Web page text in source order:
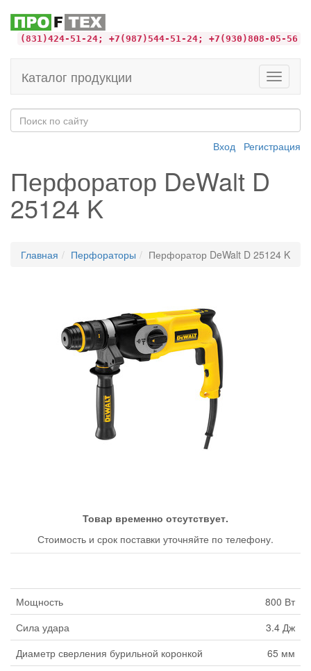
(831)424-51-24; +7(987)544-51-24; +7(930)808-05-56
Toggle
Каталог продукции
Вход Регистрация
Перфоратор DeWalt D
25124 K
Главная Перфораторы Перфоратор DeWalt D 25124 K
Товар временно отсутствует.
Стоимость и срок поставки уточняйте по телефону.
Мощность
800 Вт
Сила удара
3.4 Дж
Диаметр сверления бурильной коронкой
65 мм